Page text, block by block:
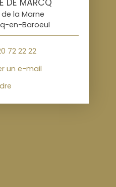
DE MARCQ
de la Marne
en-Baroeul
72 22 22
un e-mail